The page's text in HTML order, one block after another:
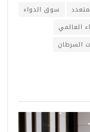
سوق الدواء
العالمي
السرطان